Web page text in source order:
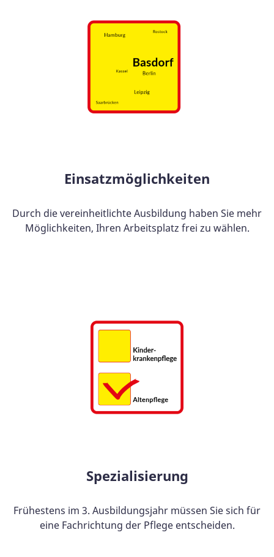
Einsatzmöglichkeiten
Durch die vereinheitlichte Ausbildung haben Sie mehr
Möglichkeiten, Ihren Arbeitsplatz frei zu wählen.
Spezialisierung
Frühestens im 3. Ausbildungsjahr müssen Sie sich für
eine Fachrichtung der Pflege entscheiden.